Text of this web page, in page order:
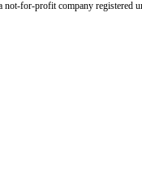
for-profit company registered